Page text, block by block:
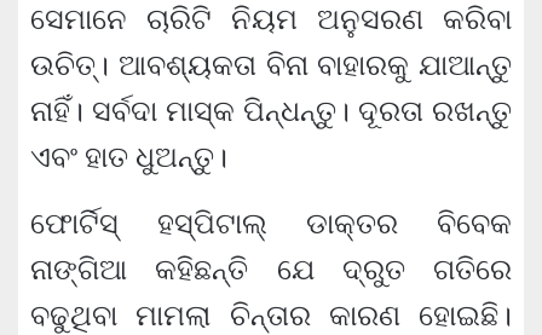
ସେମାନେ ଚାରିଟି ନିୟମ ଅନୁସରଣ କରିବା
ଉଚିତ୍। ଆବଶ୍ୟକତା ବିନା ବାହାରକୁ ଯାଆନ୍ତୁ
ନାହିଁ। ସର୍ବଦା ମାସ୍କ ପିନ୍ଧନ୍ତୁ। ଦୂରତା ରଖନ୍ତୁ
ଏବଂ ହାତ ଧୁଅନ୍ତୁ।
ଫୋର୍ଟିସ୍ ହସ୍ପିଟାଲ୍ ଡାକ୍ତର ବିବେକ
ନାଙ୍ଗିଆ କହିଛନ୍ତି ଯେ ଦ୍ରୁତ ଗତିରେ
ବଢୁଥିବା ମାମଲା ଚିନ୍ତାର କାରଣ ହୋଇଛି।